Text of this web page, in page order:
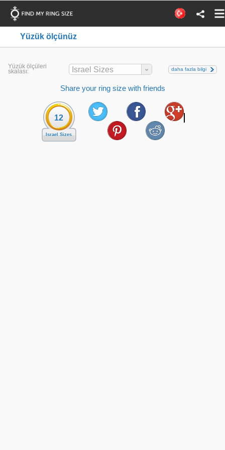
Yüzük ölçünüz
Yüzük ölçüleri
skalası: Israel Sizes daha fazla bilgi
Share your ring size with friends
12
Israel Sizes